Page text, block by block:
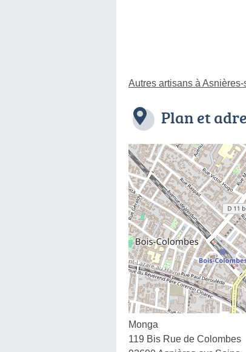
Autres artisans à
Plan et
Monga
119 Bis Rue de Colombes